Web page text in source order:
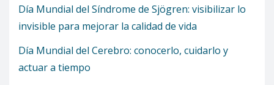
Día Mundial del Síndrome de Sjögren: visibilizar lo
invisible para mejorar la calidad de vida
Día Mundial del Cerebro: conocerlo, cuidarlo y
actuar a tiempo